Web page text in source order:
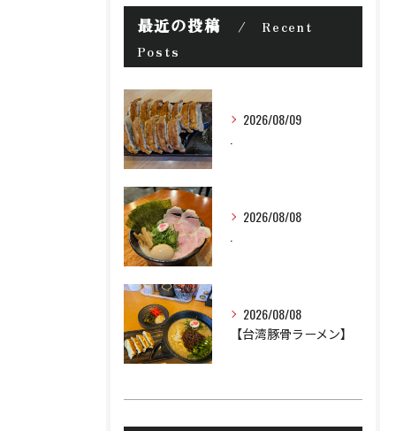
最近の投稿
Recent
Posts
2026/08/09
2026/08/08
2026/08/08
【台湾豚骨ラーメン】